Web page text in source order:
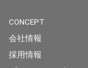
CONCEPT
会社情報
採用情報